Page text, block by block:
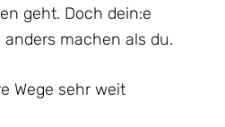
geht. Doch dein:e
machen als du.
Wege sehr weit